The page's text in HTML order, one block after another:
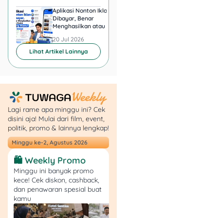
Dihimpun dari berbagai
sumber, negara pengguna
mobil listrik paling banyak
diduduki oleh:
China, sekitar 14,2 juta
mobil listrik pada
2023,
Amerika Serikat,
sekitar 3,3 juta mobil
listrik pada 2023,
Jerman, sekitar 1,4
juta mobil listrik pada
2024,
Britania Raya, sekitar
1,3 juta mobil listrik di
2024,
Norwegia, sekitar 754
2024.
Aplikasi Nonton Iklan
Dibayar, Benar
Menghasilkan atau Cuma
20 Jul 2026
Lihat Artikel Lainnya
Lagi rame apa minggu ini? Cek
disini aja! Mulai dari film, event,
politik, promo & lainnya lengkap!
Minggu ke-2, Agustus 2026
🛍️ Weekly Promo
Minggu ini banyak promo
kece! Cek diskon, cashback,
dan penawaran spesial buat
kamu